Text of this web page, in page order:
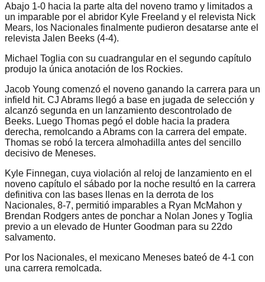
Abajo 1-0 hacia la parte alta del noveno tramo y limitados a
un imparable por el abridor Kyle Freeland y el relevista Nick
Mears, los Nacionales finalmente pudieron desatarse ante el
relevista Jalen Beeks (4-4).
Michael Toglia con su cuadrangular en el segundo capítulo
produjo la única anotación de los Rockies.
Jacob Young comenzó el noveno ganando la carrera para un
infield hit. CJ Abrams llegó a base en jugada de selección y
alcanzó segunda en un lanzamiento descontrolado de
Beeks. Luego Thomas pegó el doble hacia la pradera
derecha, remolcando a Abrams con la carrera del empate.
Thomas se robó la tercera almohadilla antes del sencillo
decisivo de Meneses.
Kyle Finnegan, cuya violación al reloj de lanzamiento en el
noveno capítulo el sábado por la noche resultó en la carrera
definitiva con las bases llenas en la derrota de los
Nacionales, 8-7, permitió imparables a Ryan McMahon y
Brendan Rodgers antes de ponchar a Nolan Jones y Toglia
previo a un elevado de Hunter Goodman para su 22do
salvamento.
Por los Nacionales, el mexicano Meneses bateó de 4-1 con
una carrera remolcada.